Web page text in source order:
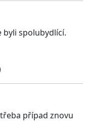
byli spolubydlící.
případ znovu